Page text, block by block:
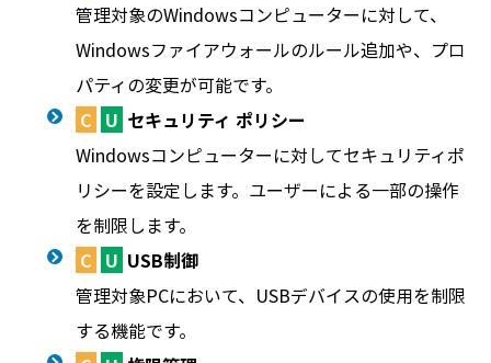
管理対象のWindowsコンピューターに対して、
Windowsファイアウォールのルール追加や、プロ
パティの変更が可能です。
C U セキュリティ ポリシー
Windowsコンピューターに対してセキュリティポ
リシーを設定します。ユーザーによる一部の操作
を制限します。
C U USB制御
管理対象PCにおいて、USBデバイスの使用を制限
する機能です。